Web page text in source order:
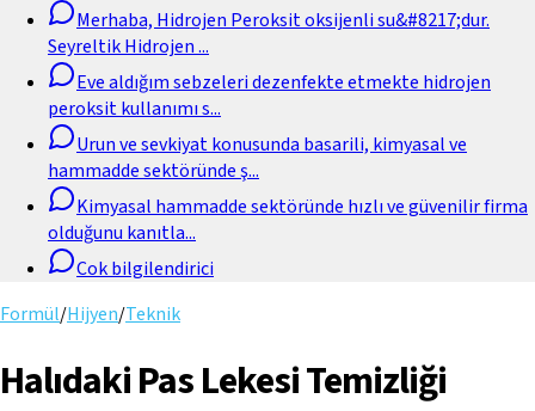
Merhaba, Hidrojen Peroksit oksijenli su&#8217;dur.
Seyreltik Hidrojen...
Eve aldığım sebzeleri dezenfekte etmekte hidrojen
peroksit kullanımı s...
Urun ve sevkiyat konusunda basarili, kimyasal ve
hammadde sektöründe ş...
Kimyasal hammadde sektöründe hızlı ve güvenilir firma
olduğunu kanıtla...
Cok bilgilendirici
Formül/Hijyen/Teknik
Halıdaki Pas Lekesi Temizliği